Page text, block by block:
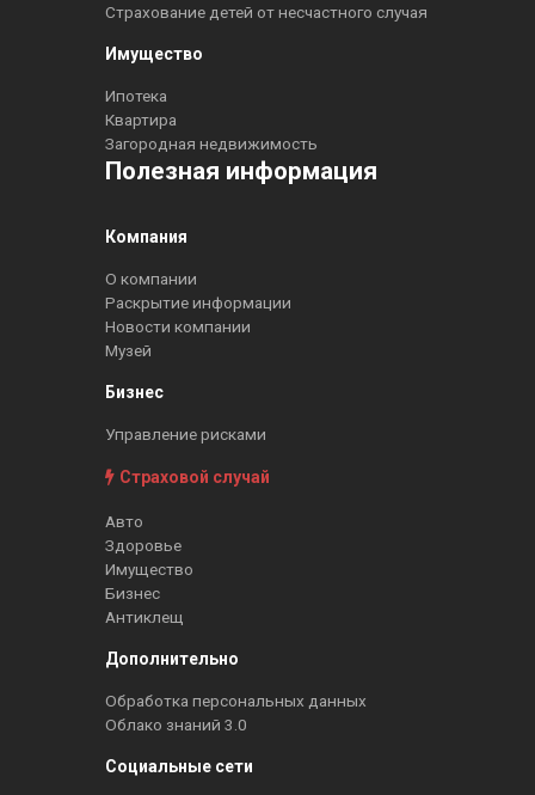
Страхование детей от несчастного случая
Имущество
Ипотека
Квартира
Загородная недвижимость
Полезная информация
Компания
О компании
Раскрытие информации
Новости компании
Музей
Бизнес
Управление рисками
Страховой случай
Авто
Здоровье
Имущество
Бизнес
Антиклещ
Дополнительно
Обработка персональных данных
Облако знаний 3.0
Социальные сети